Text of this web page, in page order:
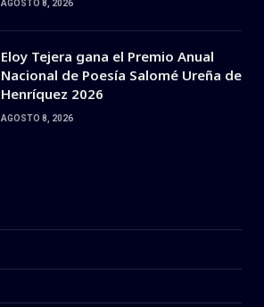
AGOSTO 8, 2026
Eloy Tejera gana el Premio Anual
Nacional de Poesía Salomé Ureña de
Henríquez 2026
AGOSTO 8, 2026